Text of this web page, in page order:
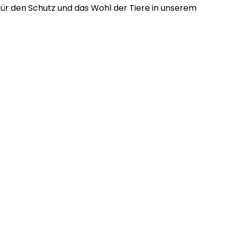
den Schutz und das Wohl der Tiere in unserem